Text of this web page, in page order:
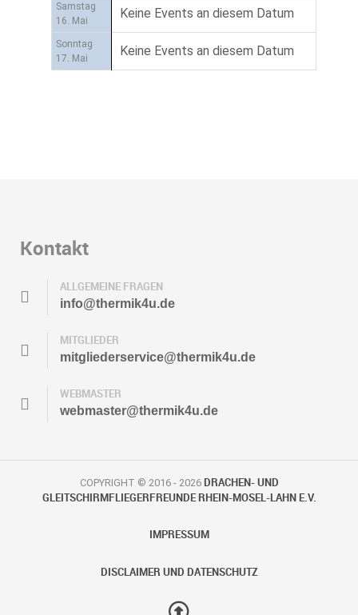
Samstag
16. Mai
Keine Events an diesem Datum
Sonntag
17. Mai
Keine Events an diesem Datum
Kontakt
ALLGEMEINE FRAGEN
info@thermik4u.de
MITGLIEDER
mitgliederservice@thermik4u.de
WEBMASTER
webmaster@thermik4u.de
COPYRIGHT © 2016 - 2026 DRACHEN- UND
GLEITSCHIRMFLIEGERFREUNDE RHEIN-MOSEL-LAHN E.V.
IMPRESSUM
DISCLAIMER UND DATENSCHUTZ